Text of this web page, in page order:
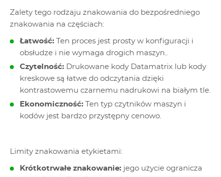
Zalety tego rodzaju znakowania do bezpośredniego
znakowania na częściach:
Łatwość: Ten proces jest prosty w konfiguracji i
obsłudze i nie wymaga drogich maszyn..
Czytelność: Drukowane kody Datamatrix lub kody
kreskowe są łatwe do odczytania dzięki
kontrastowemu czarnemu nadrukowi na białym tle.
Ekonomiczność: Ten typ czytników maszyn i
kodów jest bardzo przystępny cenowo.
Limity znakowania etykietami:
Krótkotrwałe znakowanie: jego użycie ogranicza